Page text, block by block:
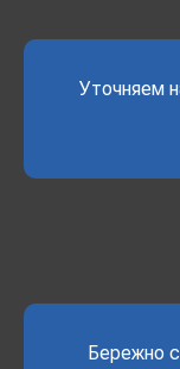
Уточняем
Бережно